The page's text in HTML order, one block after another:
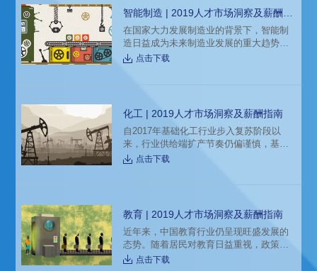
业的发展起到了推动作用。物流企业也越
来越向专业性、精细化服务转化。 本文带
来猎头招聘公司科锐国际的薪酬报告对物
流行业的人才招聘需求和薪酬趋势的分析
预测，供企业和猎头招聘参考。​
智能制造 | 2019人才市场洞察及薪酬指
南
在国家大力发展制造业的背景下，智能制
造日益成为未来制造业发展的重大趋势和
核心内容。预计未来几年我国智能制造行
持、全球智能制造的发展、各行业的智能
化应用需求快速上升，成为驱动智能制造
行业的主要因素。本文带来猎头招聘公司
科锐国际的薪酬报告对智能制造行业的人
才招聘需求和薪酬趋势的分析预测，供
点击下载
化工 | 2019人才市场洞察及薪酬指南
自2017年基础化工行业步入复苏阶段以
来，行业供给端扩产节奏仍偏谨慎，基础
化工行业经营态势继续延续始自2016年下
猎头招聘参考。
点击下载
教育 | 2019人才市场洞察及薪酬指南
近年来，中国教育行业仍呈现旺盛发展的
态势。随着居民对教育日益重视，政策、
资金、科技的驱动，教育领域在未来还将
点击下载